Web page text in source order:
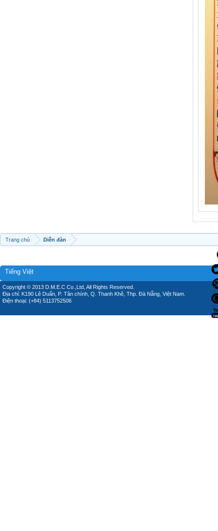
Trang chủ Diễn đàn
Tiếng Việt
Copyright © 2013 D.M.E.C Co.,Ltd, All Rights Reserved.
Địa chỉ: K190 Lê Duẩn, P. Tân chính, Q. Thanh Khê, Thp. Đà Nẵng, Việt Nam.
Điện thoại: (+84) 5113752506